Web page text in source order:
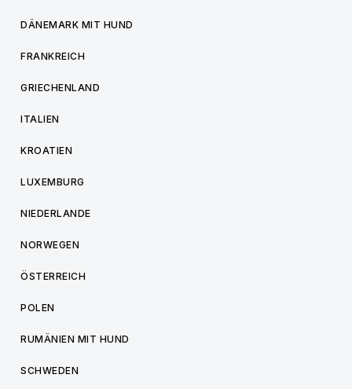
DÄNEMARK MIT HUND
FRANKREICH
GRIECHENLAND
ITALIEN
KROATIEN
LUXEMBURG
NIEDERLANDE
NORWEGEN
ÖSTERREICH
POLEN
RUMÄNIEN MIT HUND
SCHWEDEN